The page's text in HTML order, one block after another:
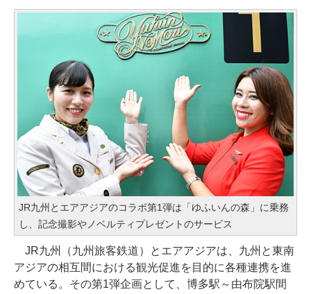
JR九州とエアアジアのコラボ第1弾は「ゆふいんの森」に乗務
し、記念撮影やノベルティプレゼントのサービス
JR九州（九州旅客鉄道）とエアアジアは、九州と東南
アジアの相互間における観光促進を目的に各種連携を進
めている。その第1弾企画として、博多駅～由布院駅間